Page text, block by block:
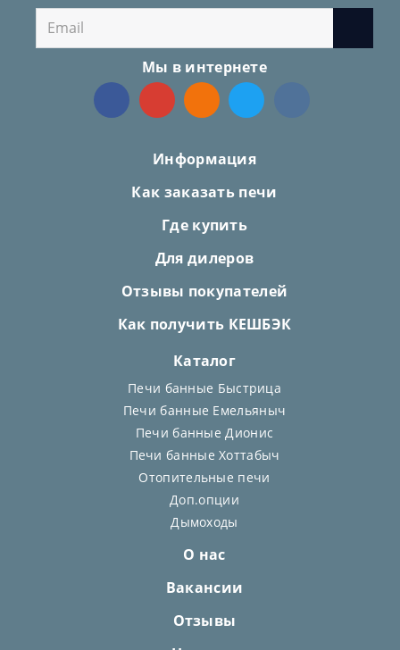
Мы в интернете
Информация
Как заказать печи
Где купить
Для дилеров
Отзывы покупателей
Как получить КЕШБЭК
Каталог
Печи банные Быстрица
Печи банные Емельяныч
Печи банные Дионис
Печи банные Хоттабыч
Отопительные печи
Доп.опции
Дымоходы
О нас
Вакансии
Отзывы